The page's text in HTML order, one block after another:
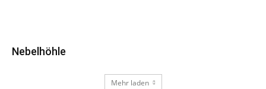
Nebelhöhle
Mehr laden